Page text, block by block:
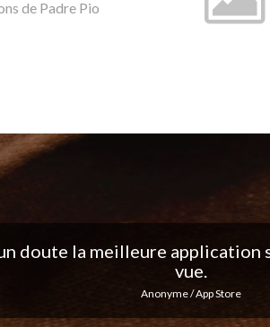
de Padre Pio
j'adore les notifications
excellent travail !